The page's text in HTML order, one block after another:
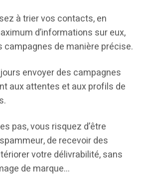
à trier vos contacts, en
d’informations sur eux,
campagnes de manière précise.
envoyer des campagnes
aux attentes et aux profils de
pas, vous risquez d’être
de recevoir des
votre délivrabilité, sans
de marque…